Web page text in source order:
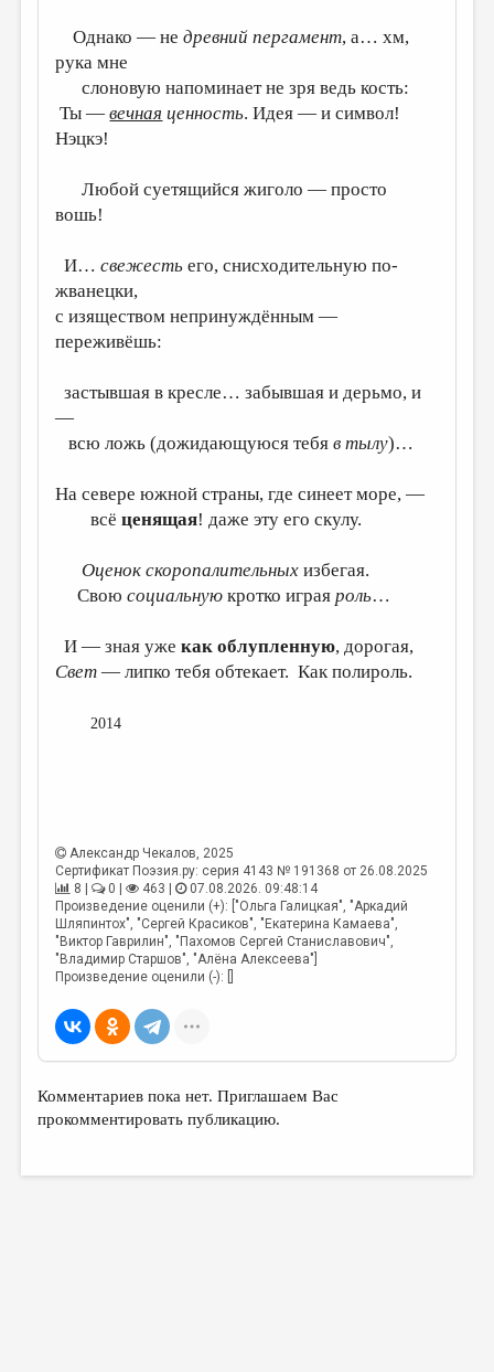
Однако — недревний пергамент, а… хм,
рука мне
слоновую напоминает не зря ведь кость:
Ты —вечная ценность. Идея — и символ!
Нэцкэ!
Любой суетящийся жиголо — просто
вошь!
И…свежесть его, снисходительную по-
жванецки,
с изяществом непринуждённым —
переживёшь:
застывшая в кресле… забывшая и дерьмо, и
—
всю ложь (дожидающуюся тебяв тылу)…
На севере южной страны, где синеет море, —
всёценящая! даже эту его скулу.
Оценок скоропалительных избегая.
Своюсоциальную кротко играяроль…
И — зная ужекак облупленную, дорогая,
Свет — липко тебя обтекает. Как полироль.
2014
Александр Чекалов, 2025
Сертификат Поэзия.ру: серия 4143 № 191368 от 26.08.2025
8 |
0 | 463 |
07.08.2026. 09:48:14
Произведение оценили (+): ["Ольга Галицкая", "Аркадий
Шляпинтох", "Сергей Красиков", "Екатерина Камаева",
"Виктор Гаврилин", "Пахомов Сергей Станиславович",
"Владимир Старшов", "Алёна Алексеева"]
Произведение оценили (-): []
Комментариев пока нет. Приглашаем Вас
прокомментировать публикацию.